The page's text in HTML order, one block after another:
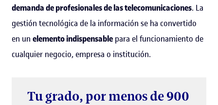
demanda de profesionales de las telecomunicaciones. La
gestión tecnológica de la información se ha convertido
en un elemento indispensable para el funcionamiento de
cualquier negocio, empresa o institución.
Tu grado, por menos de 900